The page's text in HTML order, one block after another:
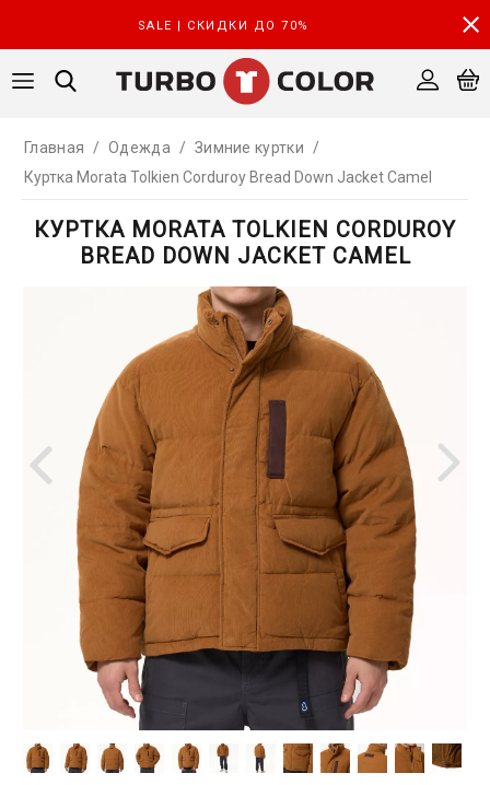
SALE | СКИДКИ ДО 70%
Главная / Одежда / Зимние куртки
/
Куртка Morata Tolkien Corduroy Bread Down Jacket Camel
КУРТКА MORATA TOLKIEN CORDUROY
BREAD DOWN JACKET CAMEL